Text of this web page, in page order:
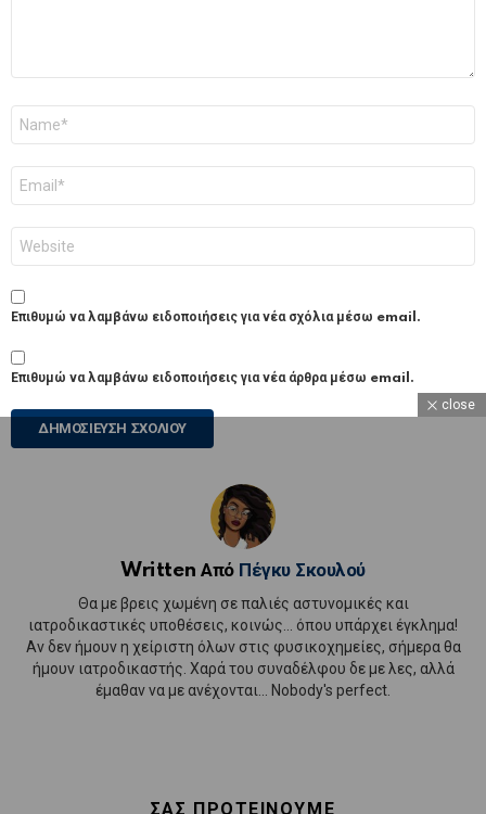
Επιθυμώ να λαμβάνω ειδοποιήσεις για νέα σχόλια μέσω email.
Επιθυμώ να λαμβάνω ειδοποιήσεις για νέα άρθρα μέσω email.
Written Από Πέγκυ Σκουλού
Θα με βρεις χωμένη σε παλιές αστυνομικές και
ιατροδικαστικές υποθέσεις, κοινώς... όπου υπάρχει έγκλημα!
Αν δεν ήμουν η χείριστη όλων στις φυσικοχημείες, σήμερα θα
ήμουν ιατροδικαστής. Χαρά του συναδέλφου δε με λες, αλλά
έμαθαν να με ανέχονται... Nobody's perfect.
ΣΑΣ ΠΡΟΤΕΙΝΟΥΜΕ
close